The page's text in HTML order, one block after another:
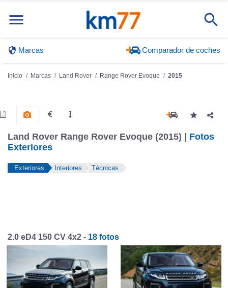
Marcas Comparador de coches
Inicio Marcas Land Rover Range Rover Evoque 2015
Land Rover Range Rover Evoque (2015) | Fotos
Exteriores
Exteriores Interiores Técnicas
2.0 eD4 150 CV 4x2 - 18 fotos